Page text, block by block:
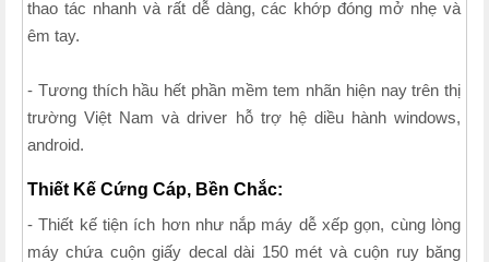
thao tác nhanh và rất dễ dàng, các khớp đóng mở nhẹ và
êm tay.
- Tương thích hầu hết phần mềm tem nhãn hiện nay trên thị
trường Việt Nam và driver hỗ trợ hệ diều hành windows,
android.
Thiết Kế Cứng Cáp, Bền Chắc:
- Thiết kế tiện ích hơn như nắp máy dễ xếp gọn, cùng lòng
máy chứa cuộn giấy decal dài 150 mét và cuộn ruy băng